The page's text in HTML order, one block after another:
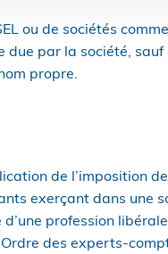
ou de sociétés
par la société, sauf
propre.
de l’imposition
exerçant dans une
d’une profession
des experts-